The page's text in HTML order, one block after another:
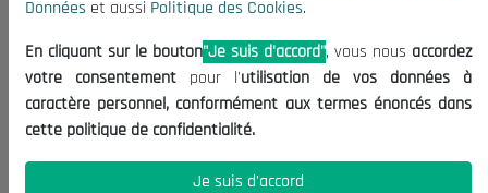
Nous Contacter
(+213) 021 98 01 00|01|02
contact@cnese.dz
Suggestions ou Initiatives ?
Newsletter
dernières nouvelles.
Données et aussi Politique des Cookies.
En cliquant sur le bouton"Je suis d'accord", vous nous accordez
votre consentement pour l'utilisation de vos données à
caractère personnel, conformément aux termes énoncés dans
cette politique de confidentialité.
Je suis d'accord